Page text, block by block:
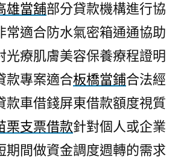
雄當舖部分貸款機構進行協
常適合防水氣密箱通通協助
光療肌膚美容保養療程證明
款專案適合板橋當鋪合法經
款車借錢屏東借款額度視質
栗支票借款針對個人或企業
期間做資金調度週轉的需求